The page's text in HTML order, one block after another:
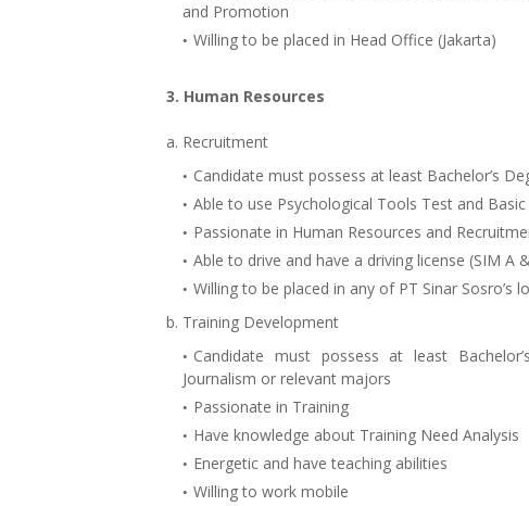
and Promotion
Willing to be placed in Head Office (Jakarta)
3. Human Resources
a. Recruitment
Candidate must possess at least Bachelor’s
Able to use Psychological Tools Test and
Passionate in Human Resources and
Able to drive and have a driving license (SIM A
Willing to be placed in any of PT Sinar Sosro’s
b. Training Development
Candidate must possess at least
Journalism or relevant majors
Passionate in Training
Have knowledge about Training Need Analysis
Energetic and have teaching abilities
Willing to work mobile